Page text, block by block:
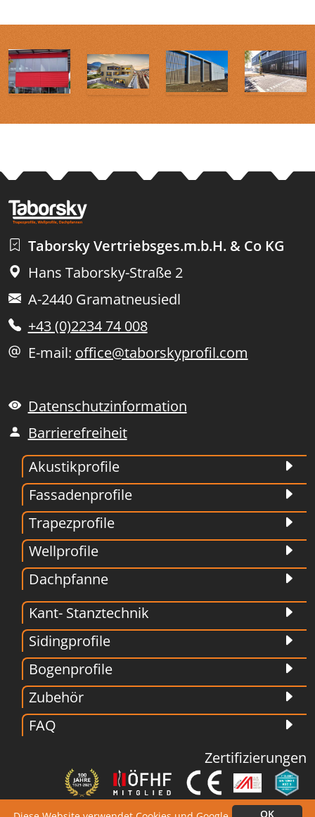
Taborsky Vertriebsges.m.b.H. & Co KG
Hans Taborsky-Straße 2
A-2440 Gramatneusiedl
+43 (0)2234 74 008
E-mail: office@taborskyprofil.com
Datenschutzinformation
Barrierefreiheit
Akustikprofile
Fassadenprofile
Trapezprofile
Wellprofile
Dachpfanne
Kant- Stanztechnik
Sidingprofile
Bogenprofile
Zubehör
FAQ
Zertifizierungen
OK